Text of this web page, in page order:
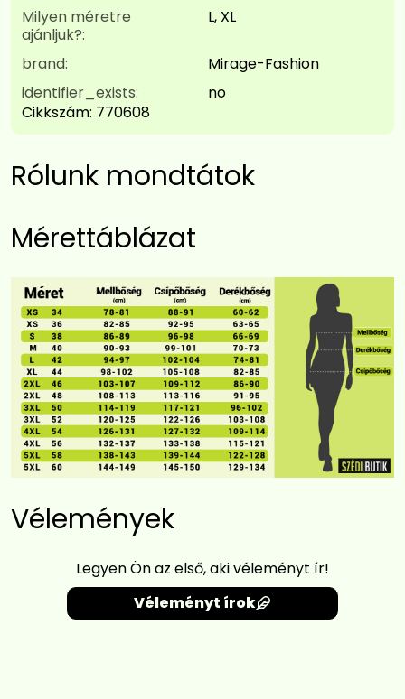
Milyen méretre
ajánljuk?:
L, XL
brand:
Mirage-Fashion
identifier_exists:
no
Cikkszám: 770608
Rólunk mondtátok
Mérettáblázat
Vélemények
Legyen Ön az első, aki véleményt ír!
Véleményt írok